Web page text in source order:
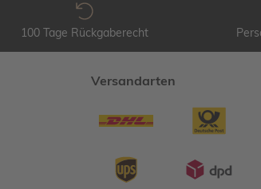
100 Tage Rückgaberecht
Versandarten